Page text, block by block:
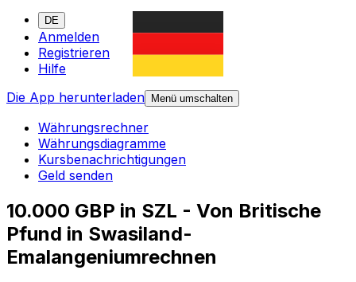
DE
Anmelden
Registrieren
Hilfe
Die App herunterladen
Menü umschalten
Währungsrechner
Währungsdiagramme
Kursbenachrichtigungen
Geld senden
10.000 GBP in SZL - Von Britische
Pfund in Swasiland-
Emalangeniumrechnen